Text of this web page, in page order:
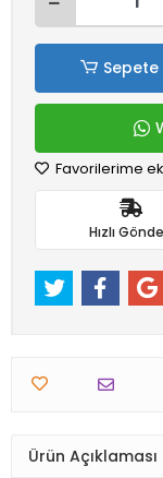
Sepete
Favorilerime
Hızlı
Ürün Açıklaması